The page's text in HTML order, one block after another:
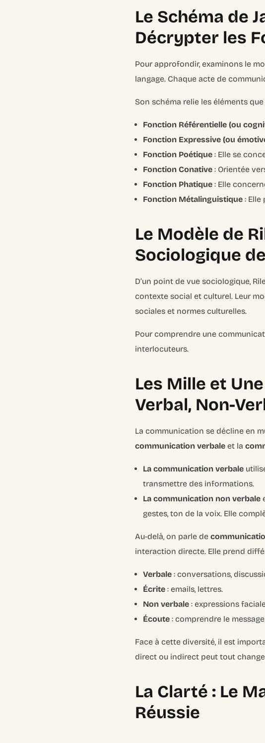
Le Schéma de
Décrypter les
Pour approfondir, examinons le
langage. Chaque acte de
Son schéma relie les éléments
Fonction Référentielle (ou
Fonction Expressive (ou
Fonction Poétique : Elle se
Fonction Conative : Orientée
Fonction Phatique : Elle
Fonction Métalinguistique : Elle
Le Modèle de
Sociologique
D’un point de vue sociologique,
contexte social et culturel. Leur
sociales et normes culturelles.
Pour comprendre une
interlocuteurs.
Les Mille et
Verbal, Non-
La communication se décline en
communication verbale et la
La communication verbale
transmettre des informations.
La communication non verbale
gestes, ton de la voix. Elle
Au-delà, on parle de
interaction directe. Elle prend
Verbale : conversations,
Écrite : emails, lettres.
Non verbale : expressions
Écoute : comprendre le message
Face à cette diversité, il est
direct ou indirect peut tout
La Clarté : Le
Réussie